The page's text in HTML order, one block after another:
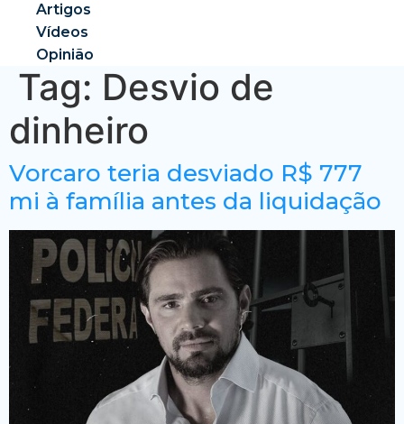
Artigos
Vídeos
Opinião
Tag: Desvio de
dinheiro
Vorcaro teria desviado R$ 777
mi à família antes da liquidação